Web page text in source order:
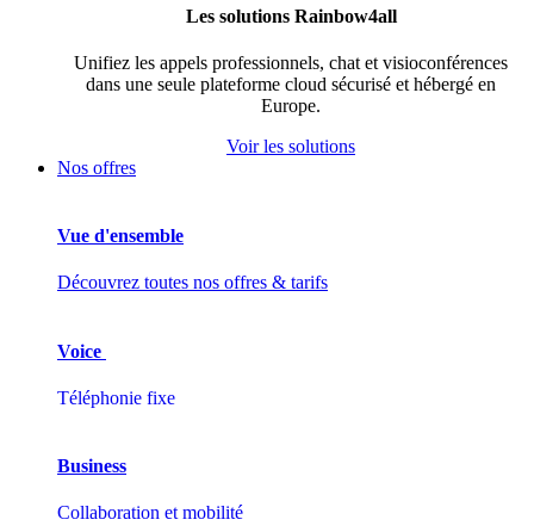
Les solutions Rainbow4all
Unifiez les appels professionnels, chat et visioconférences
dans une seule plateforme cloud sécurisé et hébergé en
Europe.
Voir les solutions
Nos offres
Vue d'ensemble
Découvrez toutes nos offres & tarifs
Voice
Téléphonie fixe
Business
Collaboration et mobilité